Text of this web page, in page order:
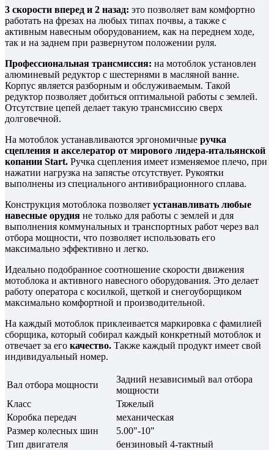
3 скорости вперед и 2 назад: это позволяет вам комфортно
работать на фрезах на любых типах почвы, а также с
активным навесным оборудованием, как на переднем ходе,
так и на заднем при развернутом положении руля.
Профессиональная трансмиссия: на мотоблок установлен
алюминевый редуктор с шестернями в масляной ванне.
Корпус является разборным и обслуживаемым. Такой
редуктор позволяет добиться оптимальной работы с землей.
Отсутствие цепей делает такую трансмиссию сверх
долговечной.
На мотоблок устанавливаются эргономичные ручка
сцепления и акселератор от мирового лидера-итальянской
копании Start. Ручка сцепления имеет изменяемое плечо, при
нажатии нагрузка на запястье отсутствует. Рукоятки
выполнены из специального антивибрационного сплава.
Конструкция мотоблока позволяет устанавливать любые
навесные орудия не только для работы с землей и для
выполнения коммунальных и транспортных работ через вал
отбора мощности, что позволяет использовать его
максимально эффективно и легко.
Идеально подобранное соотношение скорости движения
мотоблока и активного навесного оборудования. Это делает
работу оператора с косилкой, щеткой и снегоуборщиком
максимально комфортной и производительной.
На каждый мотоблок приклеивается маркировка с фамилией
сборщика, который собирал каждый конкретный мотоблок и
отвечает за его качество. Также каждый продукт имеет свой
индивидуальный номер.
Вал отбора мощности
Задний независимый вал отбора
мощности
Класс
Тяжелый
Коробка передач
механическая
Размер колесных шин
5.00"-10"
Тип двигателя
бензиновый 4-тактный